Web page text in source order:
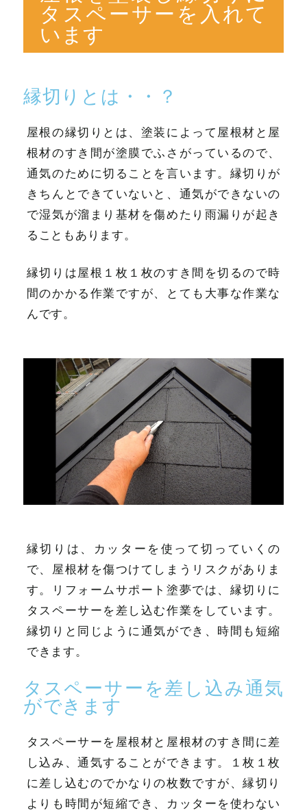
タスペーサーを入れて
います
縁切りとは・・？
屋根の縁切りとは、塗装によって屋根材と屋
根材のすき間が塗膜でふさがっているので、
通気のために切ることを言います。縁切りが
きちんとできていないと、通気ができないの
で湿気が溜まり基材を傷めたり雨漏りが起き
ることもあります。
縁切りは屋根１枚１枚のすき間を切るので時
間のかかる作業ですが、とても大事な作業な
んです。
縁切りは、カッターを使って切っていくの
で、屋根材を傷つけてしまうリスクがありま
す。リフォームサポート塗夢では、縁切りに
タスペーサーを差し込む作業をしています。
縁切りと同じように通気ができ、時間も短縮
できます。
タスペーサーを差し込み通気
ができます
タスペーサーを屋根材と屋根材のすき間に差
し込み、通気することができます。１枚１枚
に差し込むのでかなりの枚数ですが、縁切り
よりも時間が短縮でき、カッターを使わない